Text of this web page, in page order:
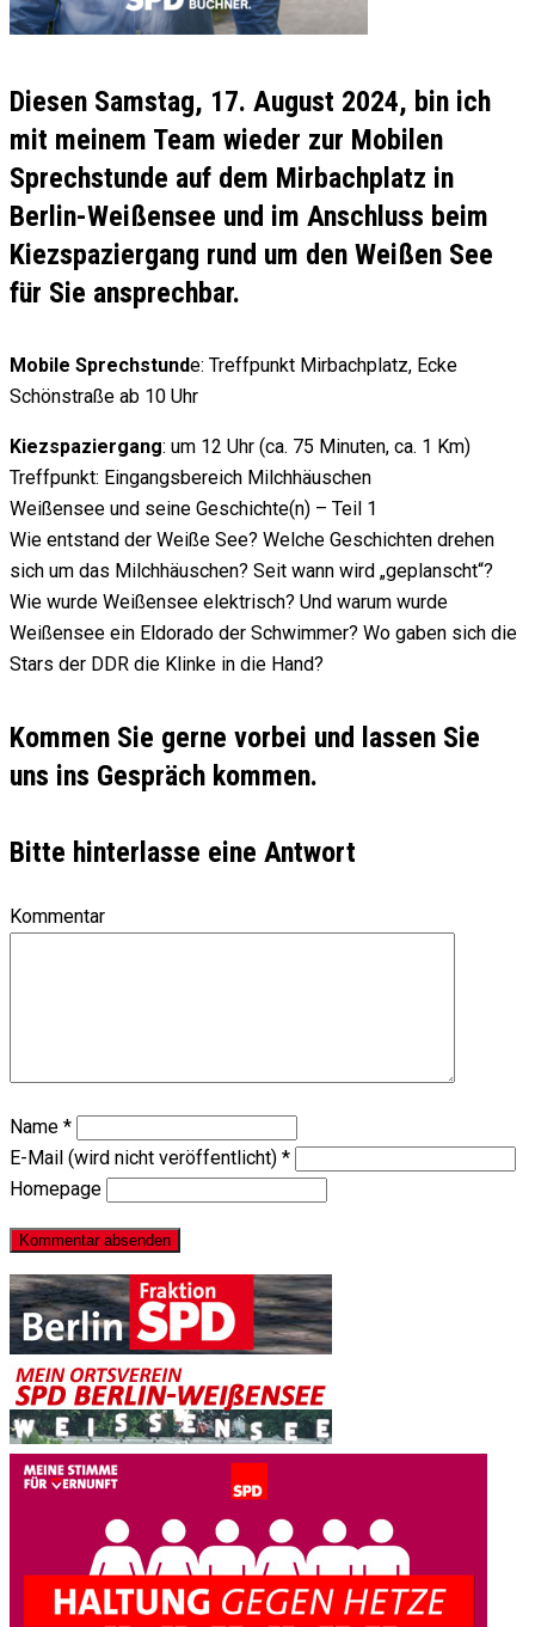
Diesen Samstag, 17. August 2024, bin ich
mit meinem Team wieder zur Mobilen
Sprechstunde auf dem Mirbachplatz in
Berlin-Weißensee und im Anschluss beim
Kiezspaziergang rund um den Weißen See
für Sie ansprechbar.
Mobile Sprechstunde: Treffpunkt Mirbachplatz, Ecke
Schönstraße ab 10 Uhr
Kiezspaziergang: um 12 Uhr (ca. 75 Minuten, ca. 1 Km)
Treffpunkt: Eingangsbereich Milchhäuschen
Weißensee und seine Geschichte(n) – Teil 1
Wie entstand der Weiße See? Welche Geschichten drehen
sich um das Milchhäuschen? Seit wann wird „geplanscht“?
Wie wurde Weißensee elektrisch? Und warum wurde
Weißensee ein Eldorado der Schwimmer? Wo gaben sich die
Stars der DDR die Klinke in die Hand?
Kommen Sie gerne vorbei und lassen Sie
uns ins Gespräch kommen.
Bitte hinterlasse eine Antwort
Kommentar
Name *
E-Mail (wird nicht veröffentlicht) *
Homepage